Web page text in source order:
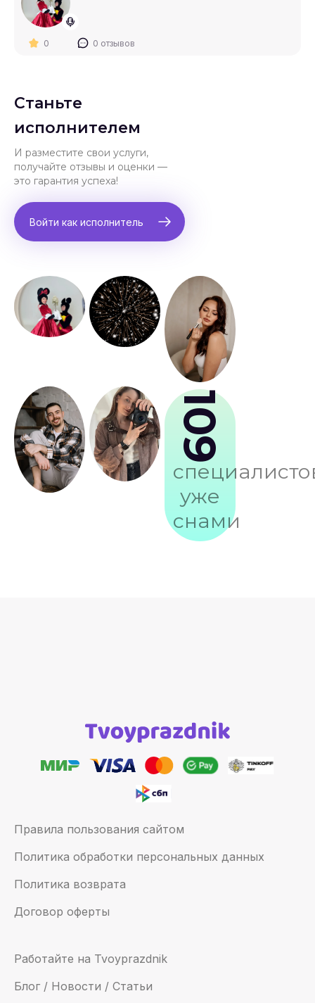
0 0 отзывов
Станьте
исполнителем
И разместите свои услуги,
получайте отзывы и оценки —
это гарантия успеха!
Войти как исполнитель
109
уже
снами
Правила пользования сайтом
Политика обработки персональных данных
Политика возврата
Договор оферты
Работайте на Tvoyprazdnik
Блог / Новости / Статьи